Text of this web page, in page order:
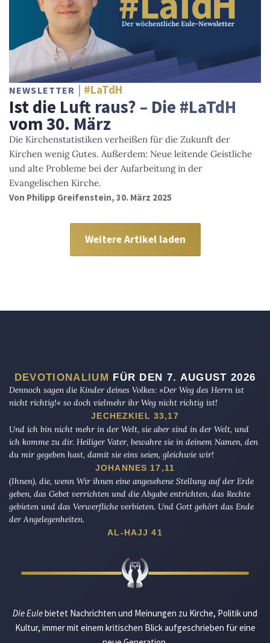
NEWSLETTER #LaTdH
Ist die Luft raus? – Die #LaTdH
vom 30. März
Die Kirchenstatistiken verheißen für die Zukunft der
Kirchen wenig Gutes. Außerdem: Neue leitende Geistliche
und alte Probleme bei der Aufarbeitung in der
Evangelischen Kirche.
Von Philipp Greifenstein, 30. März 2025
Weitere Artikel laden
DEVOTIONALIUM FÜR DEN 7. AUGUST 2026
Dennoch sagen die Kinder deines Volkes: »Der Weg des Herrn ist
nicht richtig!« so doch vielmehr ihr Weg nicht richtig ist!
JECHEZKIEL 33,17
Und ich bin nicht mehr in der Welt, sie aber sind in der Welt, und
ich komme zu dir. Heiliger Vater, bewahre sie in deinem Namen, den
du mir gegeben hast, damit sie eins seien, gleichwie wir!
JOHANNES 17,11
(Ihnen), die, wenn Wir ihnen eine angesehene Stellung auf der Erde
geben, das Gebet verrichten und die Abgabe entrichten, das Rechte
gebieten und das Verwerfliche verbieten. Und Gott gehört das Ende
der Angelegenheiten.
AL-HAJJ 41
Die Eulebietet Nachrichten und Meinungen zu Kirche, Politik und
Kultur, immer mit einem kritischen Blick aufgeschrieben für eine